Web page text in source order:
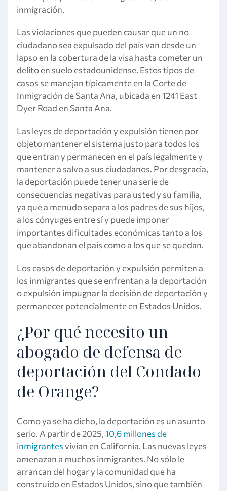
inmigración.
Las violaciones que pueden causar que un no
ciudadano sea expulsado del país van desde un
lapso en la cobertura de la visa hasta cometer un
delito en suelo estadounidense. Estos tipos de
casos se manejan típicamente en la Corte de
Inmigración de Santa Ana, ubicada en 1241 East
Dyer Road en Santa Ana.
Las leyes de deportación y expulsión tienen por
objeto mantener el sistema justo para todos los
que entran y permanecen en el país legalmente y
mantener a salvo a sus ciudadanos. Por desgracia,
la deportación puede tener una serie de
consecuencias negativas para usted y su familia,
ya que a menudo separa a los padres de sus hijos,
a los cónyuges entre sí y puede imponer
importantes dificultades económicas tanto a los
que abandonan el país como a los que se quedan.
Los casos de deportación y expulsión permiten a
los inmigrantes que se enfrentan a la deportación
o expulsión impugnar la decisión de deportación y
permanecer potencialmente en Estados Unidos.
¿Por qué necesito un
abogado de defensa de
deportación del Condado
de Orange?
Como ya se ha dicho, la deportación es un asunto
serio. A partir de 2025,10,6 millones de
inmigrantesvivían en California. Las nuevas leyes
amenazan a muchos inmigrantes. No sólo le
arrancan del hogar y la comunidad que ha
construido en Estados Unidos, sino que también